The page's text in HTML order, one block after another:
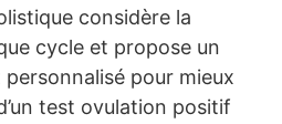
considère la
cycle et propose un
pour mieux
test ovulation positif